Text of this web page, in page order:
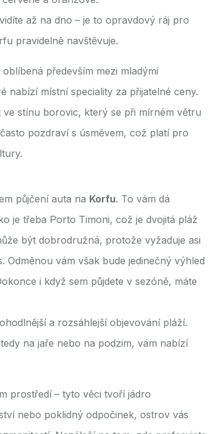
až na dno – je to opravdový ráj pro
pravidelně navštěvuje.
především mezi mladými
nabízí místní speciality za přijatelné ceny.
stínu borovic, který se při mírném větru
pozdraví s úsměvem, což platí pro
půjčení auta na Korfu. To vám dá
je třeba Porto Timoni, což je dvojitá pláž
být dobrodružná, protože vyžaduje asi
vám však bude jedinečný výhled
i když sem půjdete v sezóně, máte
a rozsáhlejší objevování pláží.
na jaře nebo na podzim, vám nabízí
prostředí – tyto věci tvoří jádro
nebo poklidný odpočinek, ostrov vás